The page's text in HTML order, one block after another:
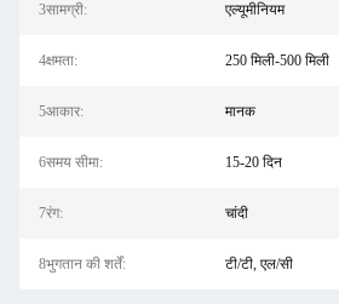
3सामग्री: एल्यूमीनियम
4क्षमता: 250 मिली-500 मिली
5आकार: मानक
6समय सीमा: 15-20 दिन
7रंग: चांदी
8भुगतान की शर्तें: टी/टी, एल/सी